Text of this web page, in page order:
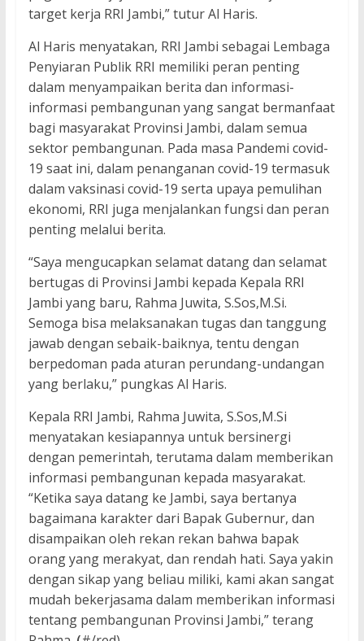
target kerja RRI Jambi,” tutur Al Haris.
Al Haris menyatakan, RRI Jambi sebagai Lembaga
Penyiaran Publik RRI memiliki peran penting
dalam menyampaikan berita dan informasi-
informasi pembangunan yang sangat bermanfaat
bagi masyarakat Provinsi Jambi, dalam semua
sektor pembangunan. Pada masa Pandemi covid-
19 saat ini, dalam penanganan covid-19 termasuk
dalam vaksinasi covid-19 serta upaya pemulihan
ekonomi, RRI juga menjalankan fungsi dan peran
penting melalui berita.
“Saya mengucapkan selamat datang dan selamat
bertugas di Provinsi Jambi kepada Kepala RRI
Jambi yang baru, Rahma Juwita, S.Sos,M.Si.
Semoga bisa melaksanakan tugas dan tanggung
jawab dengan sebaik-baiknya, tentu dengan
berpedoman pada aturan perundang-undangan
yang berlaku,” pungkas Al Haris.
Kepala RRI Jambi, Rahma Juwita, S.Sos,M.Si
menyatakan kesiapannya untuk bersinergi
dengan pemerintah, terutama dalam memberikan
informasi pembangunan kepada masyarakat.
“Ketika saya datang ke Jambi, saya bertanya
bagaimana karakter dari Bapak Gubernur, dan
disampaikan oleh rekan rekan bahwa bapak
orang yang merakyat, dan rendah hati. Saya yakin
dengan sikap yang beliau miliki, kami akan sangat
mudah bekerjasama dalam memberikan informasi
tentang pembangunan Provinsi Jambi,” terang